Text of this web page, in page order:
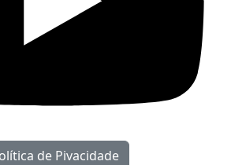
de Pivacidade